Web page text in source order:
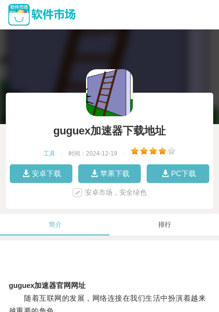
guguex加速器下载地址
工具 时间：2024-12-19
安卓下载 苹果下载 PC下载
安卓市场，安全绿色
简介 排行
guguex加速器官网网址
随着互联网的发展，网络连接在我们生活中扮演着越来